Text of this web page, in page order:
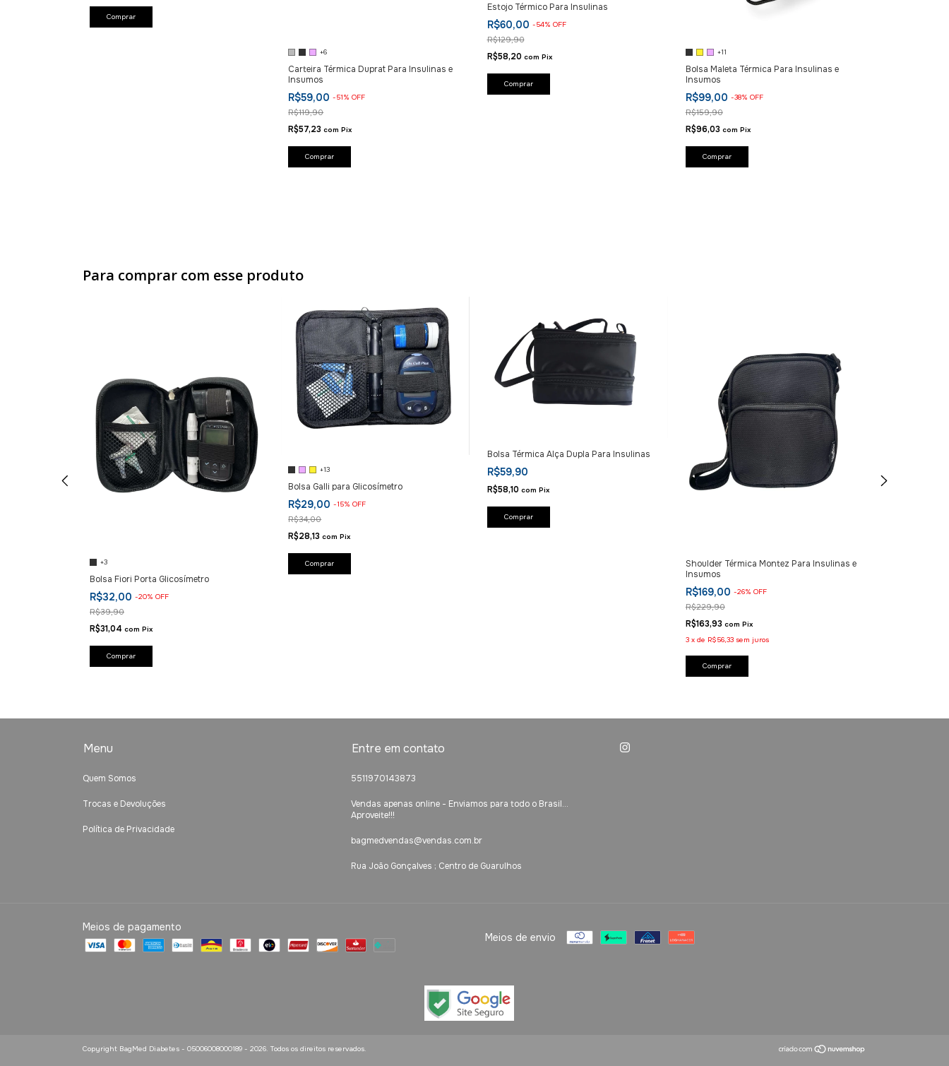
Comprar
+6
Carteira Térmica Duprat Para Insulinas e
Insumos
R$59,00-51%OFF
R$119,90
R$57,23com Pix
Comprar
Estojo Térmico Para Insulinas
R$60,00 -54% OFF
R$129,90
R$58,20 com Pix
Comprar
+11
Bolsa Maleta Térmica Para Insulinas e
Insumos
R$99,00 -38% OFF
R$159,90
R$96,03 com Pix
Comprar
Para comprar com esse produto
+3
Bolsa Fiori Porta Glicosímetro
R$32,00 -20% OFF
R$39,90
R$31,04 com Pix
Comprar
+13
Bolsa Galli para Glicosímetro
R$29,00-15%OFF
R$34,00
R$28,13com Pix
Comprar
Bolsa Térmica Alça Dupla Para Insulinas
R$59,90
R$58,10 com Pix
Shoulder Térmica Montez Para Insulinas e
Insumos
R$169,00 -26% OFF
R$229,90
R$163,93 com Pix
3 x de R$56,33 sem juros
Menu
Quem Somos
Trocas e Devoluções
Política de Privacidade
Entre em contato
5511970143873
Vendas apenas online - Enviamos para todo o Brasil...
Aproveite!!!
bagmedvendas@vendas.com.br
Rua João Gonçalves ; Centro de Guarulhos
Meios de pagamento
Meios de envio
Copyright BagMed Diabetes - 05006008000189 - 2026. Todos os direitos reservados.